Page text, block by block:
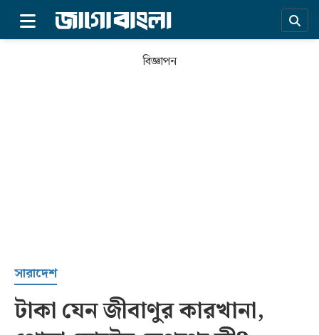
সর্বশেষ
বিজ্ঞাপন
সারাদেশ
টাকা যেন জীবাণুর কারখানা,